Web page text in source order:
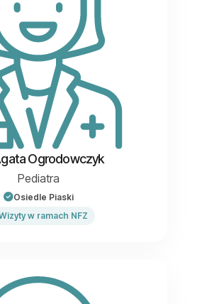
Ogrodowczyk
Pediatra
Osiedle Piaski
w ramach NFZ